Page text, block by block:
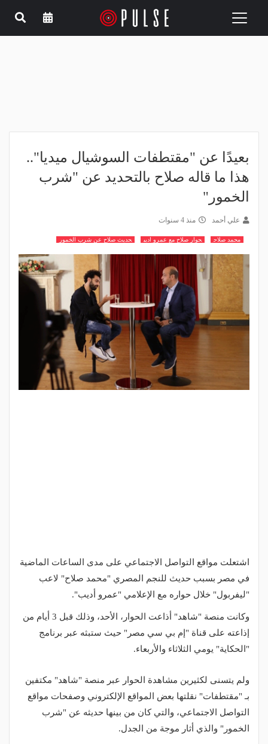
Toggle
بعيدًا عن "مقتطفات السوشيال ميديا"..
هذا ما قاله صلاح بالتحديد عن "شرب
الخمور"
علي أحمد منذ 4 سنوات
محمد صلاح حوار صلاح مع عمرو اديب حديث صلاح عن شرب الخمور
اشتعلت مواقع التواصل الاجتماعي على مدى الساعات الماضية
في مصر بسبب حديث للنجم المصري "محمد صلاح" لاعب
"ليفربول" خلال حواره مع الإعلامي "عمرو أديب".
وكانت منصة "شاهد" أذاعت الحوار، الأحد، وذلك قبل 3 أيام من
إذاعته على قناة "إم بي سي مصر" حيث ستبثه عبر برنامج
"الحكاية" يومي الثلاثاء والأربعاء.
ولم يتسنى لكثيرين مشاهدة الحوار عبر منصة "شاهد" مكتفين
بـ "مقتطفات" نقلتها بعض المواقع الإلكتروني وصفحات مواقع
التواصل الاجتماعي، والتي كان من بينها حديثه عن "شرب
الخمور" والذي أثار موجة من الجدل.